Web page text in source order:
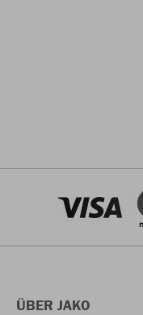
ÜBER JAKO